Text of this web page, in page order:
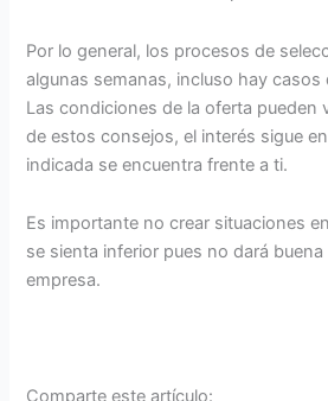
Por lo general, los procesos de
algunas semanas, incluso hay casos
Las condiciones de la oferta pueden
de estos consejos, el interés sigue
indicada se encuentra frente a ti.
Es importante no crear situaciones
se sienta inferior pues no dará buena
empresa.
Comparte este artículo: